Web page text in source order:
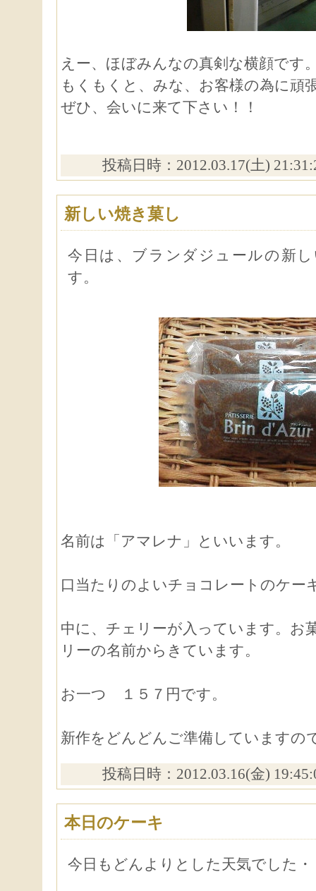
えー、ほぼみんなの真剣な横顔です
もくもくと、みな、お客様の為に頑
ぜひ、会いに来て下さい！！
投稿日時：2012.03.17(土)
新しい焼き菓し
今日は、ブランダジュールの新
す。
名前は「アマレナ」といいます。
口当たりのよいチョコレートのケー
中に、チェリーが入っています。お
リーの名前からきています。
お一つ １５７円です。
新作をどんどんご準備していますの
投稿日時：2012.03.16(金)
本日のケーキ
今日もどんよりとした天気でした・